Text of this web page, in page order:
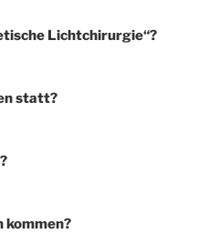
Lichtchirurgie“?
statt?
kommen?